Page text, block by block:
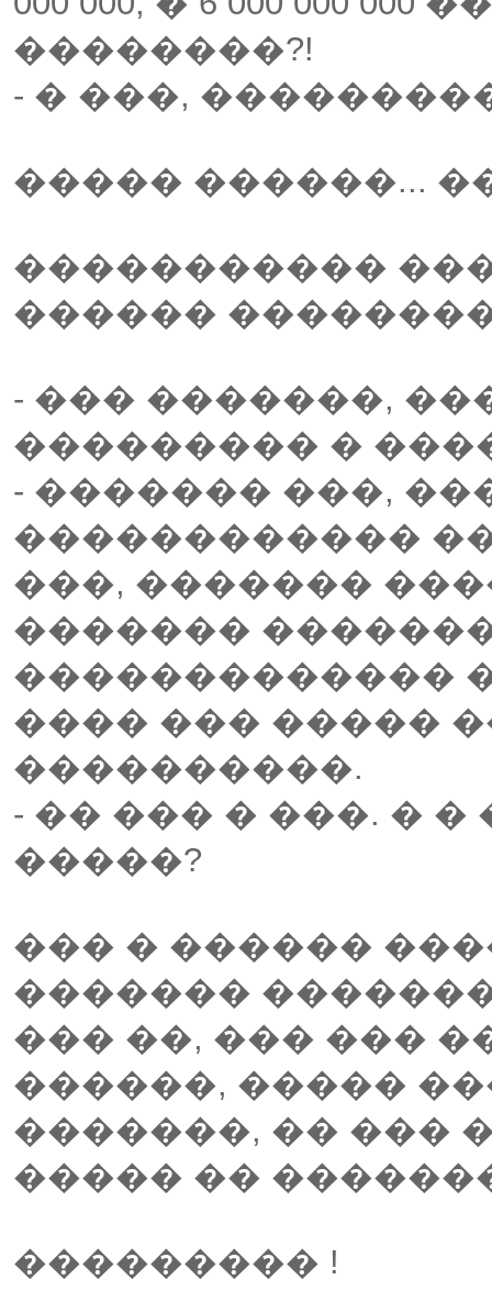
��������?!
- � ���,
����� ������...
�����������
������
- ��� �������,
��������� �
- ������� ���,
������������
���, �������
�������
�������������
���� ��� �����
����������.
- �� ��� � ���. �
�����?
��� � ������
�������
��� ��, ��� ���
������, �����
�������, �� ���
����� ��
��������� !